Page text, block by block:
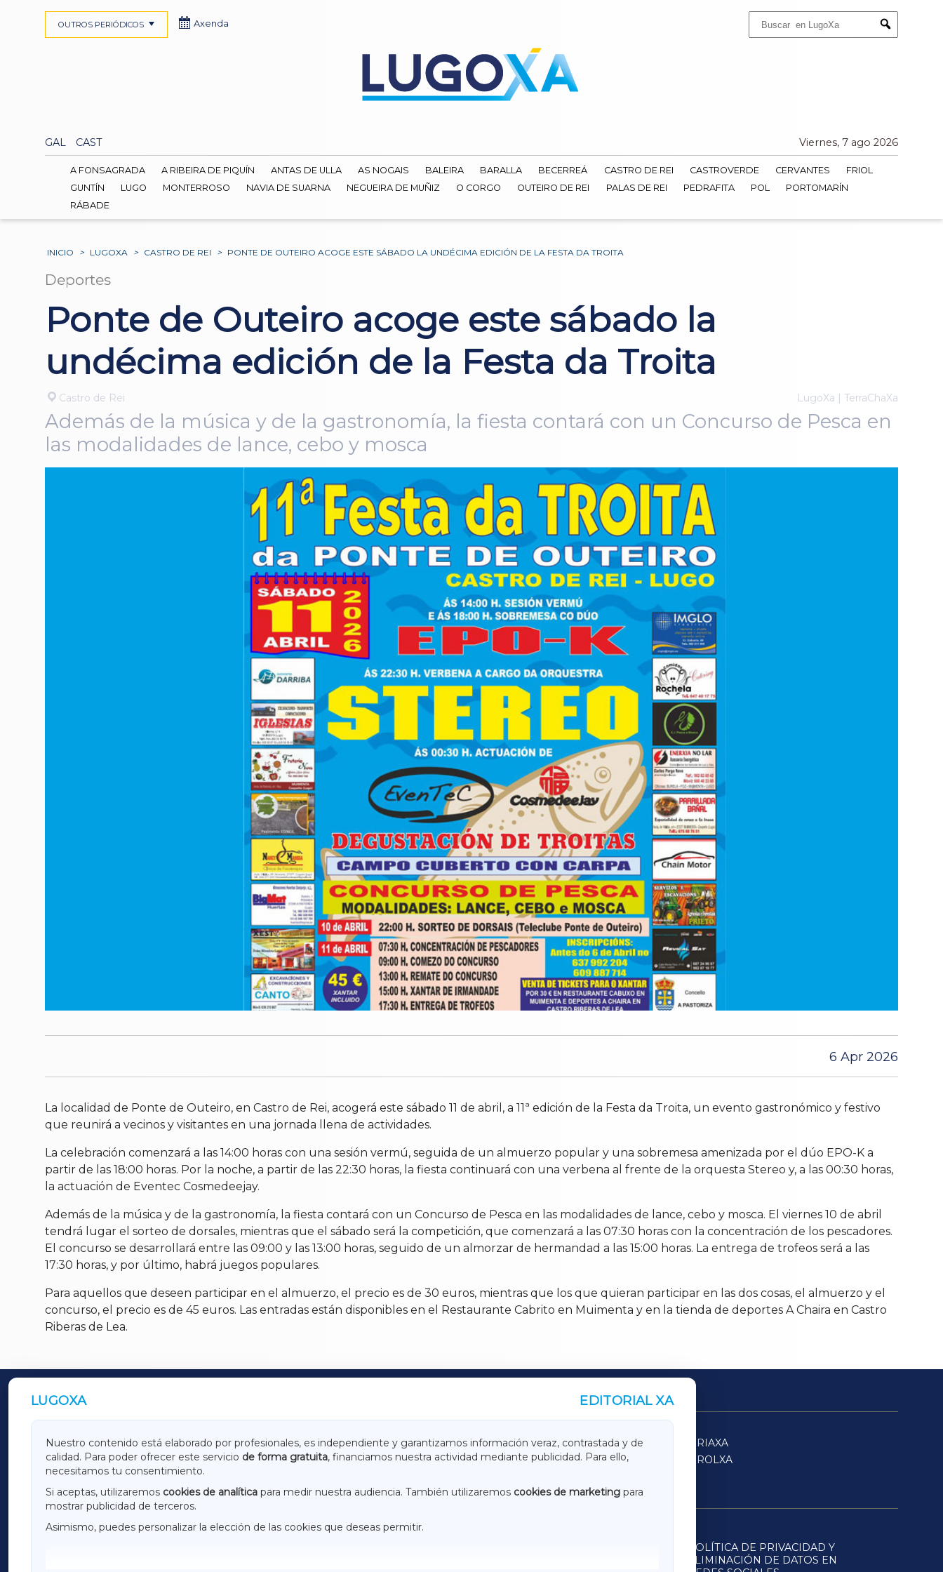
Submit
GAL CAST Viernes, 7 ago 2026
OUTROS PERIÓDICOS Axenda
A FONSAGRADA A RIBEIRA DE PIQUÍN ANTAS DE ULLA AS NOGAIS BALEIRA BARALLA BECERREÁ CASTRO DE REI CASTROVERDE CERVANTES
FRIOL
GUNTÍN
LUGO MONTERROSO NAVIA DE SUARNA NEGUEIRA DE MUÑIZ O CORGO OUTEIRO DE REI PALAS DE REI PEDRAFITA POL
PORTOMARÍN
RÁBADE
INICIO > LUGOXA > CASTRO DE REI > PONTE DE OUTEIRO ACOGE ESTE SÁBADO LA UNDÉCIMA EDICIÓN DE LA FESTA DA TROITA
Deportes
Ponte de Outeiro acoge este sábado la
undécima edición de la Festa da Troita
Castro de Rei LugoXa | TerraChaXa
Además de la música y de la gastronomía, la fiesta contará con un Concurso de Pesca en
las modalidades de lance, cebo y mosca
6 Apr 2026
La localidad de Ponte de Outeiro, en Castro de Rei, acogerá este sábado 11 de abril, a 11ª edición de la Festa da Troita, un evento gastronómico y festivo
que reunirá a vecinos y visitantes en una jornada llena de actividades.
La celebración comenzará a las 14:00 horas con una sesión vermú, seguida de un almuerzo popular y una sobremesa amenizada por el dúo EPO-K a
partir de las 18:00 horas. Por la noche, a partir de las 22:30 horas, la fiesta continuará con una verbena al frente de la orquesta Stereo y, a las 00:30 horas,
la actuación de Eventec Cosmedeejay.
Además de la música y de la gastronomía, la fiesta contará con un Concurso de Pesca en las modalidades de lance, cebo y mosca. El viernes 10 de abril
tendrá lugar el sorteo de dorsales, mientras que el sábado será la competición, que comenzará a las 07:30 horas con la concentración de los pescadores.
El concurso se desarrollará entre las 09:00 y las 13:00 horas, seguido de un almorzar de hermandad a las 15:00 horas. La entrega de trofeos será a las
17:30 horas, y por último, habrá juegos populares.
Para aquellos que deseen participar en el almuerzo, el precio es de 30 euros, mientras que los que quieran participar en las dos cosas, el almuerzo y el
concurso, el precio es de 45 euros. Las entradas están disponibles en el Restaurante Cabrito en Muimenta y en la tienda de deportes A Chaira en Castro
Riberas de Lea.
LUGOXA EDITORIAL XA
Nuestro contenido está elaborado por profesionales, es independiente y garantizamos información veraz, contrastada y de
calidad. Para poder ofrecer este servicio de forma gratuita, financiamos nuestra actividad mediante publicidad. Para ello,
necesitamos tu consentimiento.
Si aceptas, utilizaremos cookies de analítica para medir nuestra audiencia. También utilizaremos cookies de marketing para
mostrar publicidad de terceros.
Asimismo, puedes personalizar la elección de las cookies que deseas permitir.
OUTROS PERIÓDICOS
GALICIAXA LUGOXA TERRACHAXA
SARRIAXA
AMARIÑAXA
RIBEIRASACRAXA ACORUÑAXA
FERROLXA
OURENSEXA
POLÍTICA DE PRIVACIDAD Y
ELIMINACIÓN DE DATOS EN